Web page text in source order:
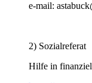
e-mail:
2) Sozialreferat
Hilfe in